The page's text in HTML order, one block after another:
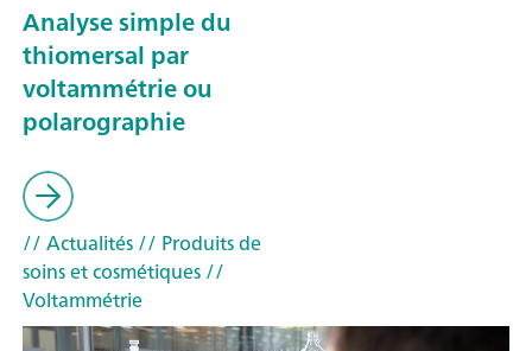
Analyse simple du
thiomersal par
voltammétrie ou
polarographie
// Actualités// Produits de
soins et cosmétiques//
Voltammétrie